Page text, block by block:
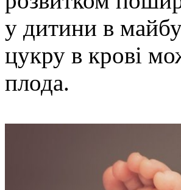
у дитини в
цукру в крові
плода.